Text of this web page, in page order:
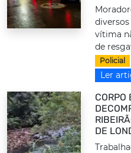
vítima
de
Policial
Ler
CORPO
DE